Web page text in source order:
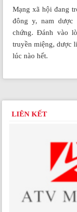
Mạng xã hội đang
đông y, nam dược
chứng. Đánh vào
truyền miệng, dược
lúc nào hết.
LIÊN KẾT